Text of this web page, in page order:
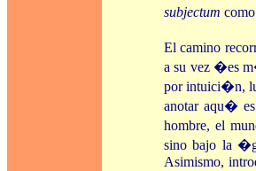
subjectum como
El camino
a su vez �es
por intuici�n,
anotar aqu�
hombre, el
sino bajo la
Asimismo,